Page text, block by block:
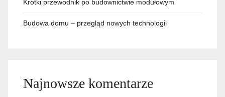
Krótki przewodnik po budownictwie modułowym
Budowa domu – przegląd nowych technologii
Najnowsze komentarze